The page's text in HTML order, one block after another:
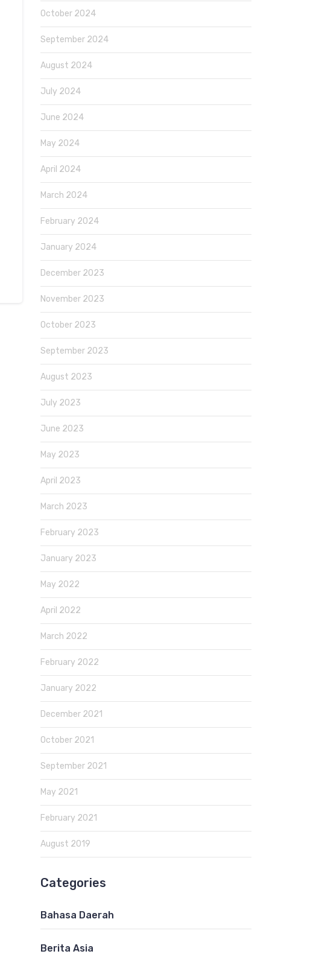
October 2024
September 2024
August 2024
July 2024
June 2024
May 2024
April 2024
March 2024
February 2024
January 2024
December 2023
November 2023
October 2023
September 2023
August 2023
July 2023
June 2023
May 2023
April 2023
March 2023
February 2023
January 2023
May 2022
April 2022
March 2022
February 2022
January 2022
December 2021
October 2021
September 2021
May 2021
February 2021
August 2019
Categories
Bahasa Daerah
Berita Asia